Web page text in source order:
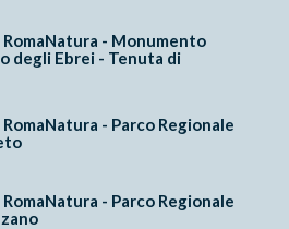
- Monumento
degli Ebrei - Tenuta di
- Parco Regionale
- Parco Regionale